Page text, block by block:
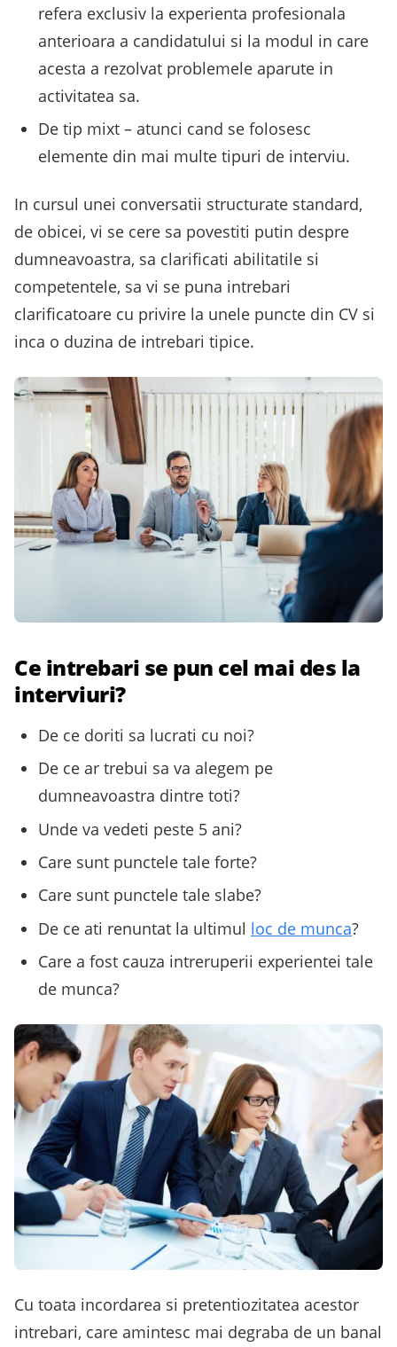
refera exclusiv la experienta profesionala
anterioara a candidatului si la modul in care
acesta a rezolvat problemele aparute in
activitatea sa.
De tip mixt – atunci cand se folosesc
elemente din mai multe tipuri de interviu.
In cursul unei conversatii structurate standard,
de obicei, vi se cere sa povestiti putin despre
dumneavoastra, sa clarificati abilitatile si
competentele, sa vi se puna intrebari
clarificatoare cu privire la unele puncte din CV si
inca o duzina de intrebari tipice.
Ce intrebari se pun cel mai des la
interviuri?
De ce doriti sa lucrati cu noi?
De ce ar trebui sa va alegem pe
dumneavoastra dintre toti?
Unde va vedeti peste 5 ani?
Care sunt punctele tale forte?
Care sunt punctele tale slabe?
De ce ati renuntat la ultimul loc de munca?
Care a fost cauza intreruperii experientei tale
de munca?
Cu toata incordarea si pretentiozitatea acestor
intrebari, care amintesc mai degraba de un banal